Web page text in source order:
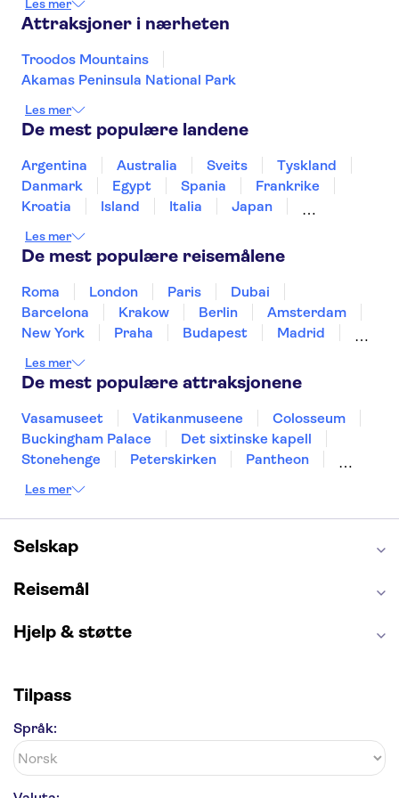
Kentrikon 1924 Boutique Hotel
and Suites
Park Beach
Ayii Anargyri Natural Healing
Spa
Harmony Bay
Amara
Agapinor
Droushia Heights
Anassa
Ajax
Leonidas Village Houses
Aphrodite Sands Resort
Tavros Hotel Apartments
Les mer
Attraksjoner i nærheten
Troodos Mountains
Akamas Peninsula National Park
Les mer
De mest populære landene
Argentina Australia Sveits
Tyskland
Danmark
Egypt Spania
Frankrike
Kroatia
Island Italia
Japan
Portugal
Sverige Thailand
Les mer
De mest populære reisemålene
Roma London Paris
Dubai
Barcelona
Krakow Berlin
Amsterdam
New York
Praha Budapest
Madrid
Gdansk
Alicante Riga
Les mer
De mest populære attraksjonene
Vasamuseet Vatikanmuseene
Colosseum
Buckingham Palace
Det sixtinske kapell
Stonehenge
Peterskirken
Pantheon
Burj Khalifa
Alcatraz
Alhambra
Harry Potter Studios
Anne Franks hus
Blue Lagoon
Les mer
Selskap
Reisemål
Hjelp & støtte
Tilpass
Språk: